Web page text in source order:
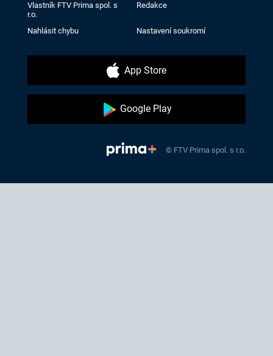
Vlastník FTV Prima spol. s
r.o.
Redakce
Nahlásit chybu Nastavení soukromí
App Store
Google Play
© FTV Prima spol. s r.o.